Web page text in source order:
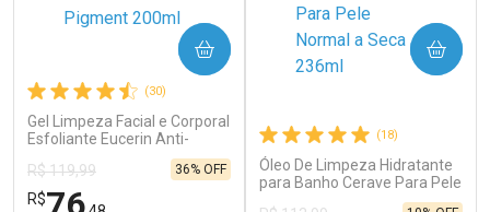
Ativar Desconto
Comprar sem Desconto
Por R$ 15,90/cada
Comprar sem Desconto
Por R$ 15,90/cada
(30)
Gel Limpeza Facial e Corporal
Esfoliante Eucerin Anti-
R$ 119,99
R$
36% OFF
COMPRAR
(18)
Óleo De Limpeza Hidratante
para Banho Cerave Para Pele
Normal a Seca 236ml
COMPRAR